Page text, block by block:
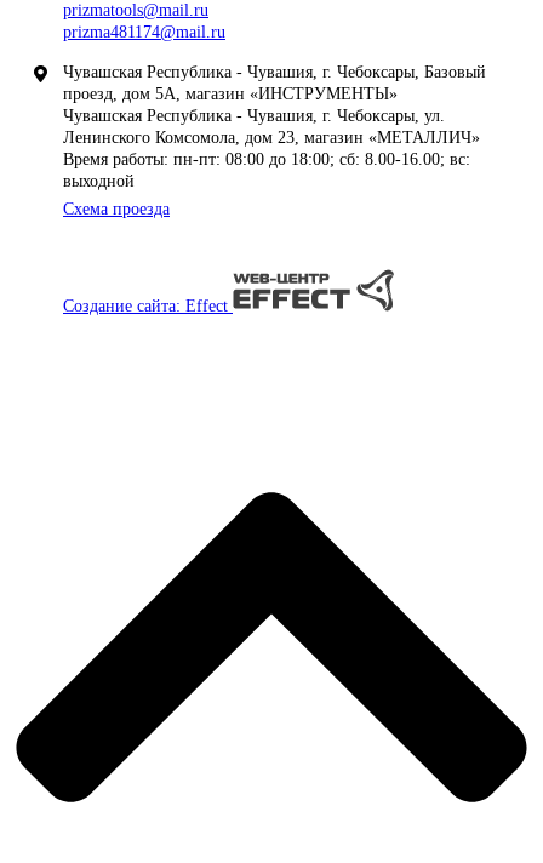
prizmatools@mail.ru
prizma481174@mail.ru
Чувашская Республика - Чувашия, г. Чебоксары, Базовый
проезд, дом 5А, магазин «ИНСТРУМЕНТЫ»
Чувашская Республика - Чувашия, г. Чебоксары, ул.
Ленинского Комсомола, дом 23, магазин «МЕТАЛЛИЧ»
Время работы: пн-пт: 08:00 до 18:00; сб: 8.00-16.00; вс:
выходной
Схема проезда
Создание сайта: Effect